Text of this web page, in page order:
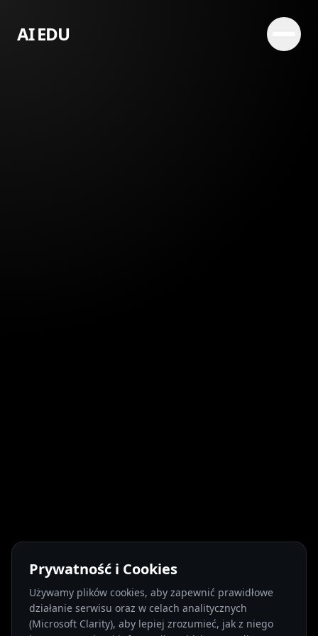
AI EDU
Prywatność i Cookies
Używamy plików cookies, aby zapewnić prawidłowe
działanie serwisu oraz w celach analitycznych
(Microsoft Clarity), aby lepiej zrozumieć, jak z niego